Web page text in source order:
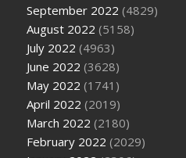
September 2022 (4829)
August 2022 (5158)
July 2022 (4963)
June 2022 (3628)
May 2022 (1741)
April 2022 (2019)
March 2022 (2180)
February 2022 (2029)